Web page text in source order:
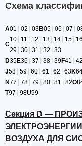
Схема
A01 | 02 | 03B05 | 06 | 07 |
C
10 | 11 | 12 | 13 | 14 | 15 | 16
29 | 30 | 31 | 32 | 33
D35E36 | 37 | 38 | 39F41 | 42
J58 | 59 | 60 | 61 | 62 | 63K
N77 | 78 | 79 | 80 | 81 | 82O
T97 | 98U99
Секция D —
ВОЗДУХА ДЛЯ